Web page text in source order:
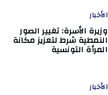
الأخبار
وزيرة الأسرة: تغيير الصور
النمطية شرط لتعزيز مكانة
المرأة التونسية
الأخبار